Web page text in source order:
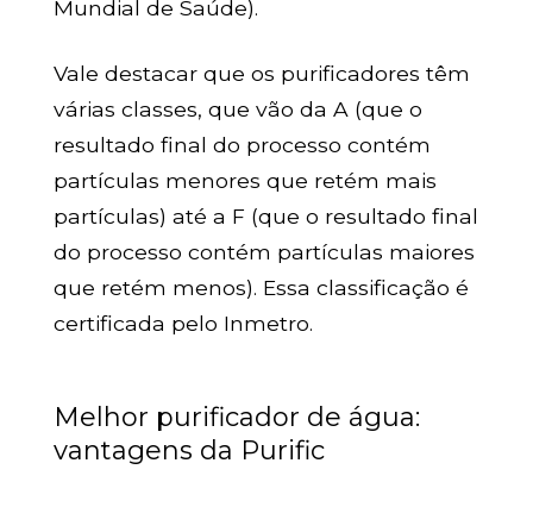
Mundial de Saúde).
Vale destacar que os purificadores têm
várias classes, que vão da A (que o
resultado final do processo contém
partículas menores que retém mais
partículas) até a F (que o resultado final
do processo contém partículas maiores
que retém menos). Essa classificação é
certificada pelo Inmetro.
Melhor purificador de água:
vantagens da Purific